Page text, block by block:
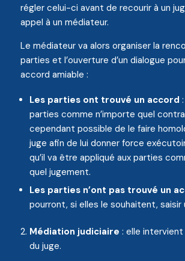
régler celui-ci avant de recourir à un
appel à un médiateur.
Le médiateur va alors organiser la
parties et l’ouverture d’un dialogue
accord amiable :
Les parties ont trouvé un accord
parties comme n’importe quel
cependant possible de le faire
juge afin de lui donner force
qu’il va être appliqué aux parties
quel jugement.
Les parties n’ont pas trouvé un
pourront, si elles le souhaitent, saisir
Médiation judiciaire : elle intervient
du juge.